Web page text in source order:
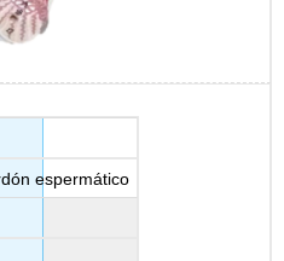
espermático